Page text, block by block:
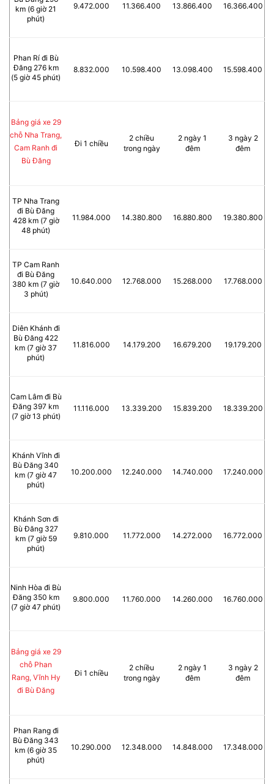
km (6 giờ 21
phút)
9.472.000 11.366.400 13.866.400 16.366.400
Phan Rí đi Bù
Đăng 276 km
(5 giờ 45 phút)
8.832.000 10.598.400 13.098.400 15.598.400
Bảng giá xe 29
chỗ Nha Trang,
Cam Ranh đi
Bù Đăng
Đi 1 chiều
2 chiều
trong ngày
2 ngày 1
đêm
3 ngày 2
đêm
TP Nha Trang
đi Bù Đăng
428 km (7 giờ
48 phút)
11.984.000 14.380.800 16.880.800 19.380.800
TP Cam Ranh
đi Bù Đăng
380 km (7 giờ
3 phút)
10.640.000 12.768.000 15.268.000 17.768.000
Diên Khánh đi
Bù Đăng 422
km (7 giờ 37
phút)
11.816.000 14.179.200 16.679.200 19.179.200
Cam Lâm đi Bù
Đăng 397 km
(7 giờ 13 phút)
11.116.000 13.339.200 15.839.200 18.339.200
Khánh Vĩnh đi
Bù Đăng 340
km (7 giờ 47
phút)
10.200.000 12.240.000 14.740.000 17.240.000
Khánh Sơn đi
Bù Đăng 327
km (7 giờ 59
phút)
9.810.000 11.772.000 14.272.000 16.772.000
Ninh Hòa đi Bù
Đăng 350 km
(7 giờ 47 phút)
9.800.000 11.760.000 14.260.000 16.760.000
Bảng giá xe 29
chỗ Phan
Rang, Vĩnh Hy
đi Bù Đăng
Đi 1 chiều
2 chiều
trong ngày
2 ngày 1
đêm
3 ngày 2
đêm
Phan Rang đi
Bù Đăng 343
km (6 giờ 35
phút)
10.290.000 12.348.000 14.848.000 17.348.000